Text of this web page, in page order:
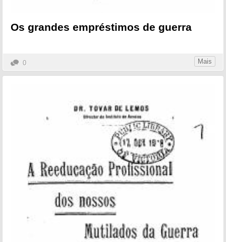
Os grandes empréstimos de guerra
0 Mais